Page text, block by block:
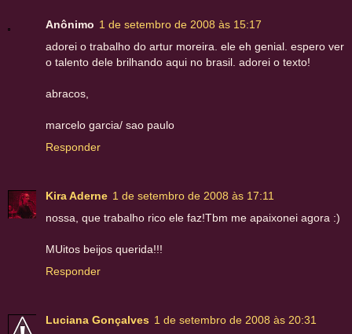
Anônimo 1 de setembro de 2008 às 15:17
adorei o trabalho do artur moreira. ele eh genial. espero ver
o talento dele brilhando aqui no brasil. adorei o texto!
abracos,
marcelo garcia/ sao paulo
Responder
Kira Aderne 1 de setembro de 2008 às 17:11
nossa, que trabalho rico ele faz!Tbm me apaixonei agora :)
MUitos beijos querida!!!
Responder
Luciana Gonçalves 1 de setembro de 2008 às 20:31